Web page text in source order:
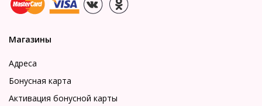
Магазины
Адреса
Бонусная карта
Активация бонусной карты